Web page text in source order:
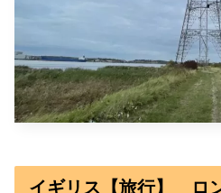
イギリス【旅行】 ロ